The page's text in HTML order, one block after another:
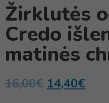
Žirklutės
Credo
matinės
16,00€ 14,40€